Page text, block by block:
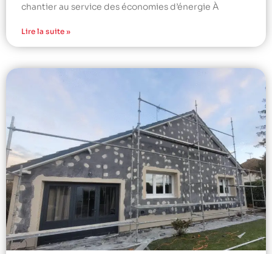
chantier au service des économies d’énergie À
Lire la suite »